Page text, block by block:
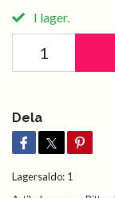
I lager.
Dela
Lagersaldo: 1